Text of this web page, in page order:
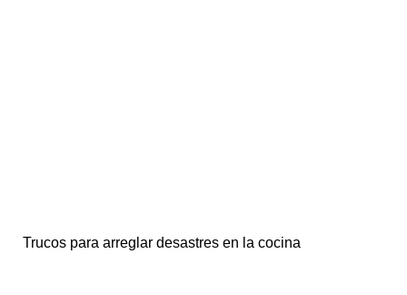
Trucos para arreglar desastres en la cocina